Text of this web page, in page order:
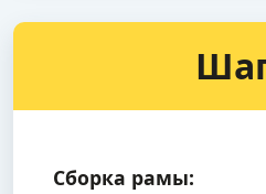
Сборка рамы: